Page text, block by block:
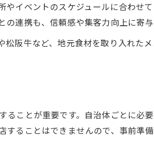
やイベントのスケジュールに合わせ
連携も、信頼感や集客力向上に寄与
阪牛など、地元食材を取り入れた
ことが重要です。自治体ごとに必
ることはできませんので、事前準